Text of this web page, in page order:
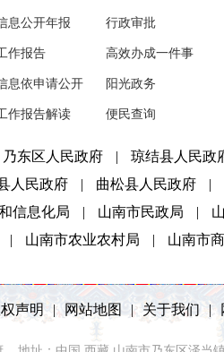
息公开年报
作报告
息依申请公开
作报告解读
行政审批
高效办成一件事
阳光政务
便民查询
乃东区人民政府 | 琼结县人民政
人民政府 | 曲松县人民政府 |
信息化局 | 山南市民政局 |
| 山南市农业农村局 | 山南市
声明 | 网站地图 | 关于我们 |